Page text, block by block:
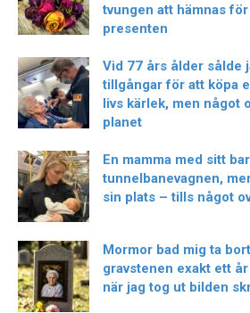
tvungen att hämnas
presenten
Vid 77 års ålder sålde
tillgångar för att köpa
livs kärlek, men något
planet
En mamma med sitt
tunnelbanevagnen,
sin plats – tills något
Mormor bad mig ta
gravstenen exakt ett
när jag tog ut bilden